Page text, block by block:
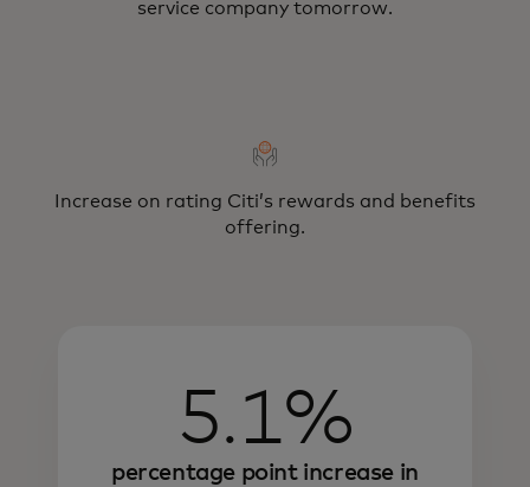
service company tomorrow.
Increase on rating Citi’s rewards and benefits
offering.
5.1%
percentage point increase in